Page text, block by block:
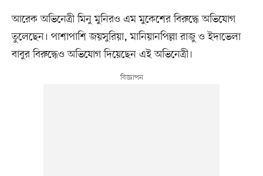
আরেক অভিনেত্রী মিনু মুনিরও এম মুকেশের বিরুদ্ধে অভিযোগ
তুলেছেন। পাশাপাশি জয়সুরিয়া, মানিয়ানপিল্লা রাজু ও ইদাভেলা
বাবুর বিরুদ্ধেও অভিযোগ দিয়েছেন এই অভিনেত্রী।